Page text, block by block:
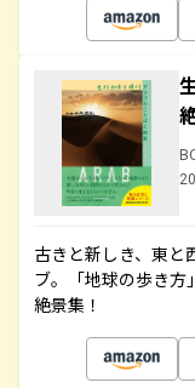
古きと新しき、東と
ブ。「地球の歩き方
絶景集！